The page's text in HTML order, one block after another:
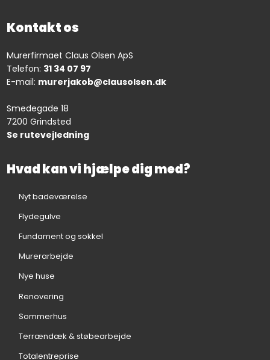
Kontakt os
Murerfirmaet Claus Olsen ApS
Telefon: 31 34 07 97
E-mail: murerjakob@clausolsen.dk
Smedegade 18
7200 Grindsted
Se rutevejledning
Hvad kan vi hjælpe dig med?
Nyt badeværelse
Flydegulve
Fundament og sokkel
Murerarbejde
Nye huse
Renovering
Sommerhus
Terrændæk & støbearbejde
Totalentreprise